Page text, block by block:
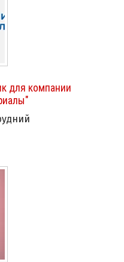
для компании